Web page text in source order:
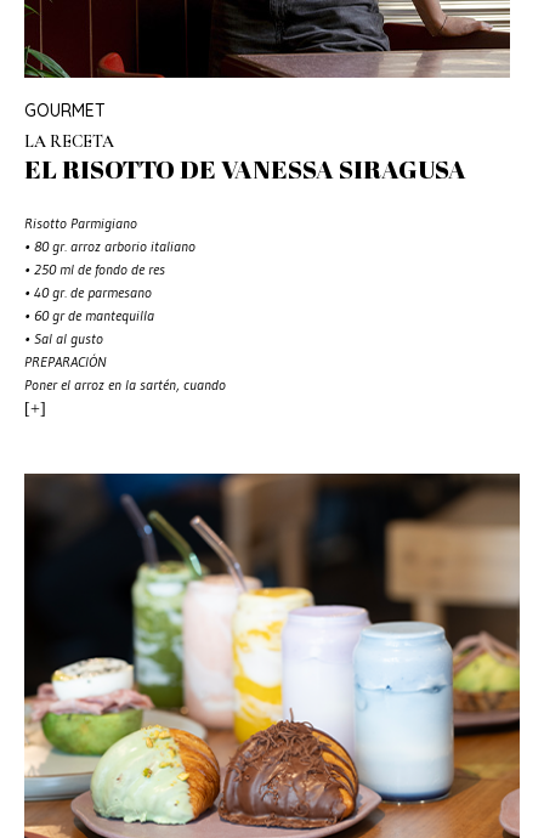
GOURMET
LA RECETA
EL RISOTTO DE VANESSA SIRAGUSA
Risotto Parmigiano
• 80 gr. arroz arborio italiano
• 250 ml de fondo de res
• 40 gr. de parmesano
• 60 gr de mantequilla
• Sal al gusto
PREPARACIÓN
Poner el arroz en la sartén, cuando
[+]